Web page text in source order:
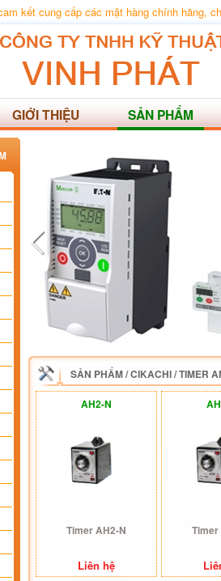
kết cung cấp các mặt hàng chính hãng,
GIỚI THIỆU SẢN PHẨM
SẢN PHẨM/CIKACHI/TIMER
AH2-N
Timer AH2-N
Liên hệ
Timer